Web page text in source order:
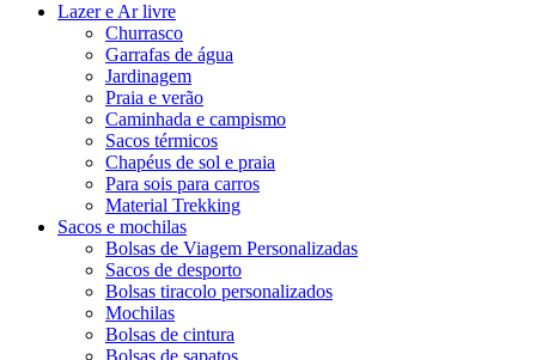
Lazer e Ar livre
Churrasco
Garrafas de água
Jardinagem
Praia e verão
Caminhada e campismo
Sacos térmicos
Chapéus de sol e praia
Para sois para carros
Material Trekking
Sacos e mochilas
Bolsas de Viagem Personalizadas
Sacos de desporto
Bolsas tiracolo personalizados
Mochilas
Bolsas de cintura
Bolsas de sapatos